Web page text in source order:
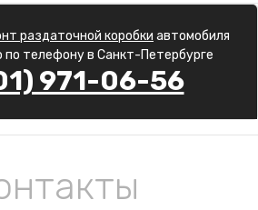
раздаточной коробки автомобиля
по телефону в Санкт-Петербурге
971-06-56